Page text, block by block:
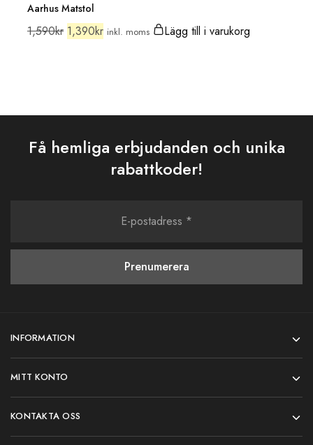
Aarhus Matstol
1,590kr 1,390kr inkl. moms Lägg till i varukorg
Få hemliga erbjudanden och unika
rabattkoder!
INFORMATION
MITT KONTO
KONTAKTA OSS